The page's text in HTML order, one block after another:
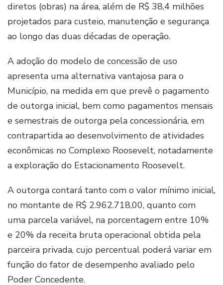
diretos (obras) na área, além de R$ 38,4 milhões
projetados para custeio, manutenção e segurança
ao longo das duas décadas de operação.
A adoção do modelo de concessão de uso
apresenta uma alternativa vantajosa para o
Município, na medida em que prevê o pagamento
de outorga inicial, bem como pagamentos mensais
e semestrais de outorga pela concessionária, em
contrapartida ao desenvolvimento de atividades
econômicas no Complexo Roosevelt, notadamente
a exploração do Estacionamento Roosevelt.
A outorga contará tanto com o valor mínimo inicial,
no montante de R$ 2.962.718,00, quanto com
uma parcela variável, na porcentagem entre 10%
e 20% da receita bruta operacional obtida pela
parceira privada, cujo percentual poderá variar em
função do fator de desempenho avaliado pelo
Poder Concedente.